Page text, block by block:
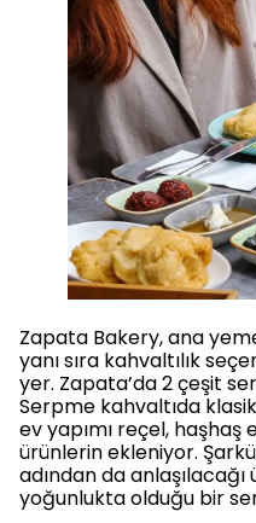
Zapata Bakery, ana
yanı sıra kahvaltılık
yer. Zapata’da 2 çeşit
Serpme kahvaltıda
ev yapımı reçel,
ürünlerin ekleniyor.
adından da
yoğunlukta olduğu bir